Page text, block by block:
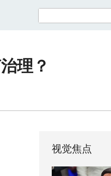
理？
视觉焦点